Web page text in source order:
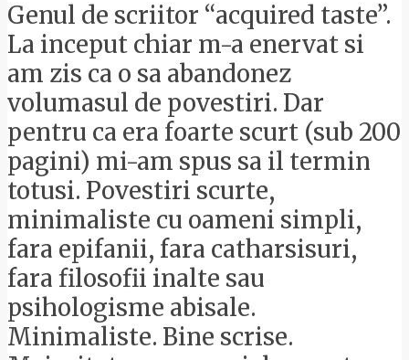
Genul de scriitor “acquired taste”.
La inceput chiar m-a enervat si
am zis ca o sa abandonez
volumasul de povestiri. Dar
pentru ca era foarte scurt (sub 200
pagini) mi-am spus sa il termin
totusi. Povestiri scurte,
minimaliste cu oameni simpli,
fara epifanii, fara catharsisuri,
fara filosofii inalte sau
psihologisme abisale.
Minimaliste. Bine scrise.